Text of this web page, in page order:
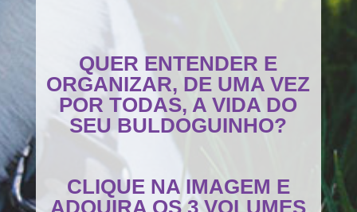
QUER ENTENDER E
ORGANIZAR, DE UMA VEZ
POR TODAS, A VIDA DO
SEU BULDOGUINHO?
CLIQUE NA IMAGEM E